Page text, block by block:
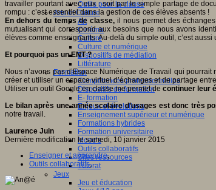
Outils pour la classe
Arts et Culture
Art
Cinéma
Culture
Culture et numérique
Dispositifs de médiation
Littérature
Formation
Compétences professionnelles
Dispositifs de formation
E- formation
Enjeux et évolutions
Enseignement supérieur et numérique
Formations hybrides
Formation universitaire
Mooc’s
Outils collaboratifs
Sites ressources
Tutorat
Jeux
Jeu et éducation
travailler pourtant avec eux : soit par le simple partage de
rompu : c’est essentiel dans la gestion de ces élèves absents !
En dehors du temps de classe,il nous permet des
mutualisant qui correspond aux besoins que nous avons
élèves comme enseignants. Au-delà du simple outil, c’est
Et pourquoi pas un ENT ?
Nous n’avons pas d’Espace Numérique de Travail qui
créer et utiliser un espace virtuel d’échanges et de partage
Utiliser un outil Google en classe me permet de continuer leur
Le bilan après une année scolaire d’usages est donc très
notre travail.
Laurence Juin
Dernière modification le samedi, 10 janvier 2015
Enseigner et apprendre,
Outils collaboratifs,